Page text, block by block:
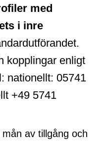
med
i inre
kopplingar enligt
nationellt: 05741
+49 5741
av tillgång och